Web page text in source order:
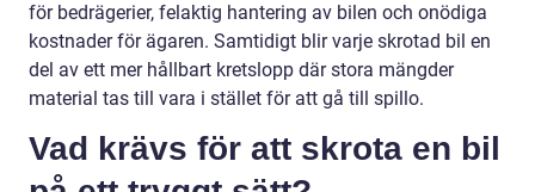
för bedrägerier, felaktig hantering av bilen och onödiga
kostnader för ägaren. Samtidigt blir varje skrotad bil en
del av ett mer hållbart kretslopp där stora mängder
material tas till vara i stället för att gå till spillo.
Vad krävs för att skrota en bil